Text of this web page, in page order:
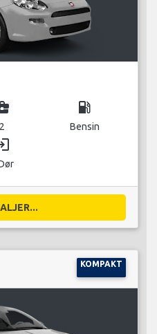
2
local_gas_station
Bensin
KOMPAKT